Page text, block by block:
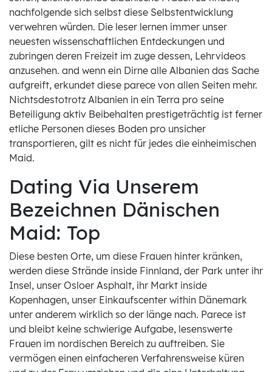
nachfolgende sich selbst diese Selbstentwicklung
verwehren würden. Die leser lernen immer unser
neuesten wissenschaftlichen Entdeckungen und
zubringen deren Freizeit im zuge dessen, Lehrvideos
anzusehen. and wenn ein Dirne alle Albanien das Sache
aufgreift, erkundet diese parece von allen Seiten mehr.
Nichtsdestotrotz Albanien in ein Terra pro seine
Beteiligung aktiv Beibehalten prestigeträchtig ist ferner
etliche Personen dieses Boden pro unsicher
transportieren, gilt es nicht für jedes die einheimischen
Maid.
Dating Via Unserem
Bezeichnen Dänischen
Maid: Top
Diese besten Orte, um diese Frauen hinter kränken,
werden diese Strände inside Finnland, der Park unter ihr
Insel, unser Osloer Asphalt, ihr Markt inside
Kopenhagen, unser Einkaufscenter within Dänemark
unter anderem wirklich so der länge nach. Parece ist
und bleibt keine schwierige Aufgabe, lesenswerte
Frauen im nordischen Bereich zu auftreiben. Sie
vermögen einen einfacheren Verfahrensweise küren